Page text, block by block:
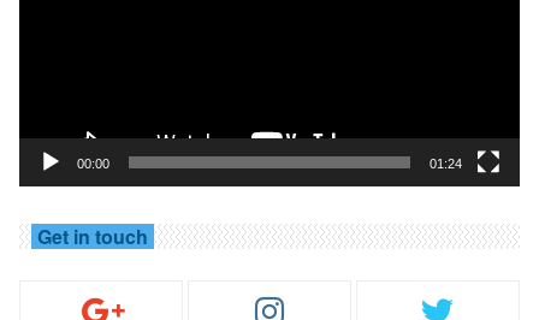
00:00 01:24
Get in touch